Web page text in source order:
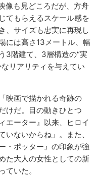
像も見どころだが、方舟
てもらえるスケール感を
、サイズも忠実に再現し
には高さ13メートル、幅
3階建て、3層構造の“実
リアリティを与えてい
映画で描かれる奇跡の
けだ。目の動きひとつ
エーター』以来、ヒロイ
いないからね」。また、
・ポッター』の印象が強
た大人の女性としての新
ていた。